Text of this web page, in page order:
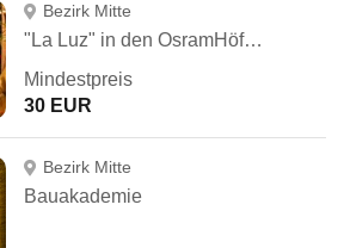
Bezirk Mitte
"La Luz" in den OsramHöfen
Mindestpreis
30 EUR
Bezirk Mitte
Bauakademie